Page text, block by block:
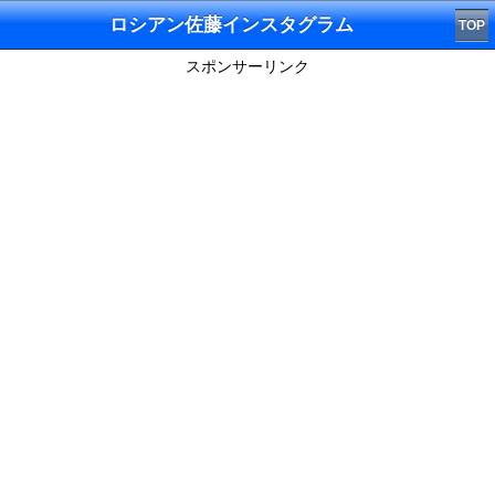
ロシアン佐藤インスタグラム TOP
スポンサーリンク